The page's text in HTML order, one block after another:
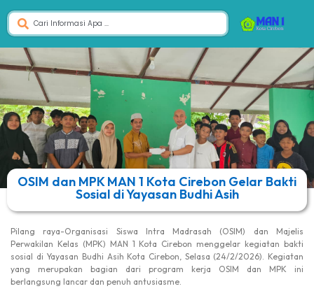
OSIM dan MPK MAN 1 Kota Cirebon Gelar Bakti
Sosial di Yayasan Budhi Asih
Pilang raya-Organisasi Siswa Intra Madrasah (OSIM) dan Majelis
Perwakilan Kelas (MPK) MAN 1 Kota Cirebon menggelar kegiatan bakti
sosial di Yayasan Budhi Asih Kota Cirebon, Selasa (24/2/2026). Kegiatan
yang merupakan bagian dari program kerja OSIM dan MPK ini
berlangsung lancar dan penuh antusiasme.